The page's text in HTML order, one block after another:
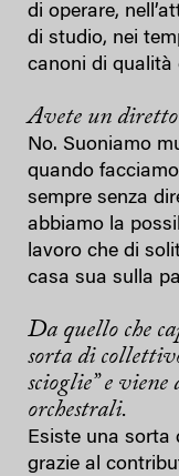
di operare,
di studio, nei
canoni di qualità
Avete un
No. Suoniamo
quando
sempre senza
abbiamo la
lavoro che di
casa sua sulla
Da quello che
sorta di
scioglie” e
orchestrali.
Esiste una sorta
grazie al